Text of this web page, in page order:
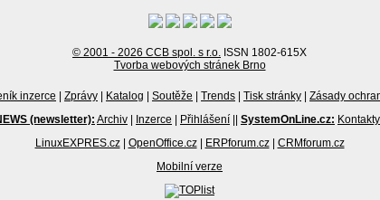
© 2001 - 2026 CCB spol. s r.o. ISSN 1802-615X
Tvorba webových stránek Brno
inzerce | Zprávy | Katalog | Soutěže | Trends | Tisk stránky | Zásady
(newsletter): Archiv | Inzerce | Přihlášení || SystemOnLine.cz: Kontakty
LinuxEXPRES.cz | OpenOffice.cz | ERPforum.cz | CRMforum.cz
Mobilní verze